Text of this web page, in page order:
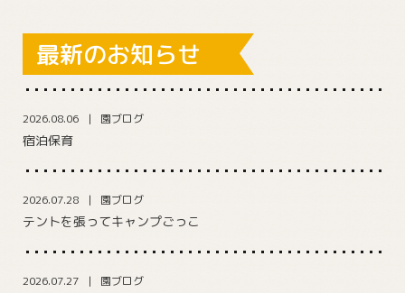
最新のお知らせ
2026.08.06 園ブログ
宿泊保育
2026.07.28 園ブログ
テントを張ってキャンプごっこ
2026.07.27 園ブログ